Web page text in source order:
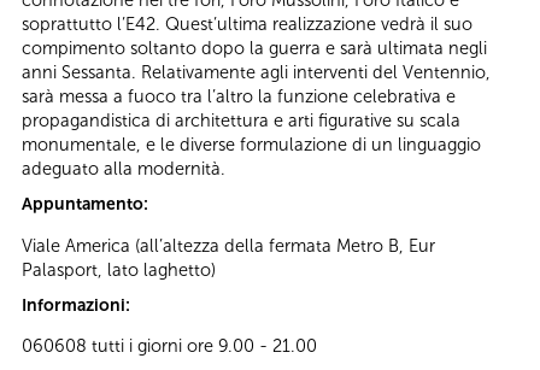
soprattutto l’E42. Quest’ultima realizzazione vedrà il suo
compimento soltanto dopo la guerra e sarà ultimata negli
anni Sessanta. Relativamente agli interventi del Ventennio,
sarà messa a fuoco tra l’altro la funzione celebrativa e
propagandistica di architettura e arti figurative su scala
monumentale, e le diverse formulazione di un linguaggio
adeguato alla modernità.
Appuntamento:
Viale America (all’altezza della fermata Metro B, Eur
Palasport, lato laghetto)
Informazioni:
060608 tutti i giorni ore 9.00 - 21.00